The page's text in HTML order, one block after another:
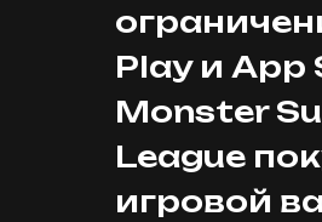
Play и App
Monster
League
игровой